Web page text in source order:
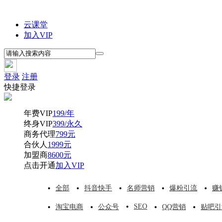
云课堂
加入VIP
登录 注册
快捷登录
年费VIP199/年
终身VIP399/永久
商务代理799元
合伙人 1999元
加盟商8600元
点击开通加入VIP
全部 抖音快手 名师营销 爆粉引流 赚
淘宝电商 公众号 SEO QQ营销 贴吧